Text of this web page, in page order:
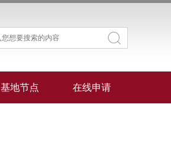
基地节点 在线申请